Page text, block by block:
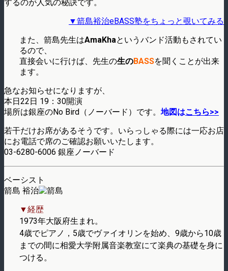
するのが人気の秘訣です。
▼箭島裕治eBASS塾をちょっと覗いてみる
また、箭島先生はAmaKhaというバンド活動もされてい
るので、
直接会いに行けば、先生の生のBASSを聞くことが出来
ます。
急なお知らせになりますが、
本日22日 19：30開演
場所は銀座のNo Bird（ノーバード）です。 地図はこちら>>
若干だけお席があるそうです。いらっしゃる際には一応お店
にお電話で席のご確認お願いいたします。
03-6280-6006 銀座ノーバード
ベーシスト
箭島 裕治
▼経歴
1973年大阪府生まれ。
4歳でピアノ，5歳でヴァイオリンを始め、9歳から10歳
までの間に相愛大学附属音楽教室にて楽典の基礎を身に
つける。